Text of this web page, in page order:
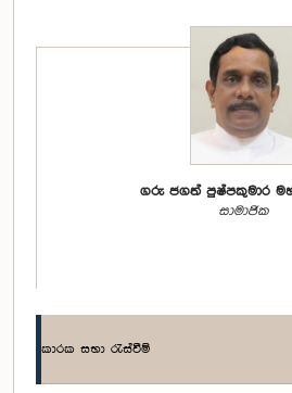
ගරු ජගත් පුෂ්පකුමාර
සාමාජික
කාරක සභා රැස්වීම්